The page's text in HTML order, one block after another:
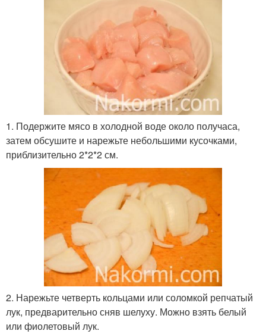
1. Подержите мясо в холодной воде около получаса,
затем обсушите и нарежьте небольшими кусочками,
приблизительно 2*2*2 см.
2. Нарежьте четверть кольцами или соломкой репчатый
лук, предварительно сняв шелуху. Можно взять белый
или фиолетовый лук.